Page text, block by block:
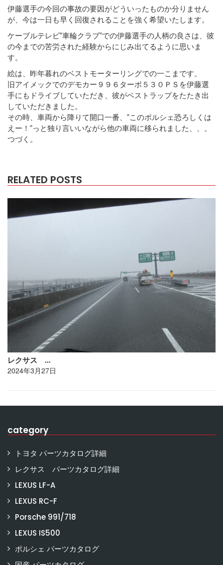
伊藤選手の今回の事故の要因がどういったものか分りません
が、今は一日も早く回復されることを強く希望いたします。
ケーブルテレビ”車輪クラブ”での伊藤選手の人柄の良さは、彼
の今までの苦労された経験からにじみ出てるように思いま
す。
絵は、昨年暮れのベストモーターリングでの一こまです。
旧アイメックでのデモカー９９６ターボ５３０ＰＳを伊藤選
手にもドライブしていただき、彼がベストラップをたたき出
していただきました。
その時、車両から降りて開口一番、”このポルシェ恐ろしくは
えー！”っと独り言いいながら他の車両に移られました、、。
つづく。
RELATED POSTS
レクサス …
2024年3月27日
category
トヨタ パーツカタログ詳細
レクサス パーツカタログ詳細
LEXUS LF-A
LEXUS RC-F
Porsche 991/718
LEXUS IS500
ポルシェ パーツカタログ